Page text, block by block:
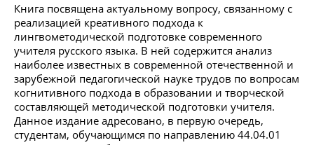
Книга посвящена актуальному вопросу, связанному с
реализацией креативного подхода к
лингвометодической подготовке современного
учителя русского языка. В ней содержится анализ
наиболее известных в современной отечественной и
зарубежной педагогической науке трудов по вопросам
когнитивного подхода в образовании и творческой
составляющей методической подготовки учителя.
Данное издание адресовано, в первую очередь,
студентам, обучающимся по направлению 44.04.01